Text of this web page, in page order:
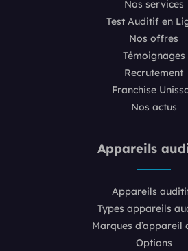
Nos services
Test Auditif en
Nos offres
Témoignages
Recrutement
Franchise
Nos actus
Appareils
Appareils
Types appareils
Marques d’appareil
Options